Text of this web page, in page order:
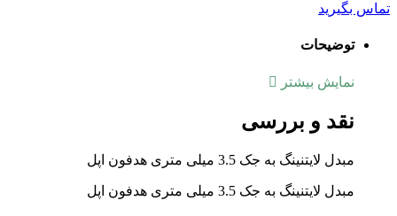
تماس بگیرید
توضیحات
نمایش بیشتر
نقد و بررسی
مبدل لایتنینگ به جک 3.5 میلی متری هدفون اپل
مبدل لایتنینگ به جک 3.5 میلی متری هدفون اپل